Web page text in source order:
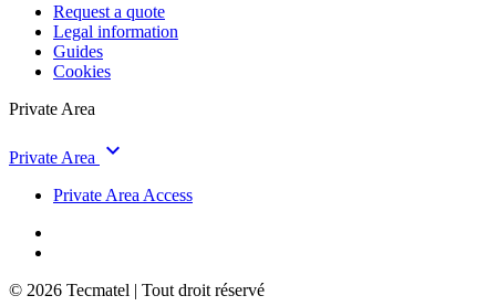
Request a quote
Legal information
Guides
Cookies
Private Area
Private Area keyboard_arrow_down
Private Area Access
© 2026 Tecmatel | Tout droit réservé